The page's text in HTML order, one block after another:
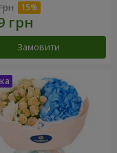
Замовити